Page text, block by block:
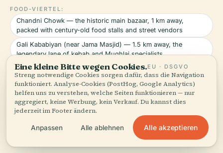
FOOD-VIERTEL:
Chandni Chowk — the historic main bazaar, 1 km away,
packed with century-old food stalls and street vendors
Gali Kababiyan (near Jama Masjid) — 1.5 km away, the
legendary lane of kebab and Mughlai specialists
Paranthe Wali Gali — 1 km away, a narrow alley dedicated
entirely to stuffed flatbread vendors since the 19th century
Jama Masjid surroundings — 1.5 km away, the heart of Old
Delhi's Muslim food culture with biryani and nihari joints
Eine kleine Bitte wegen Cookies.EU · DSGVO
Streng notwendige Cookies sorgen dafür, dass die Navigation
funktioniert. Analyse-Cookies (PostHog, Google Analytics)
helfen uns zu verstehen, welche Seiten funktionieren — nur
aggregiert, keine Werbung, kein Verkauf. Du kannst dies
jederzeit im Footer ändern.
Anpassen Alle ablehnen Alle akzeptieren